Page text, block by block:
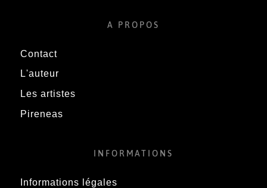
A PROPOS
Contact
L'auteur
Les artistes
Pireneas
INFORMATIONS
Informations légales